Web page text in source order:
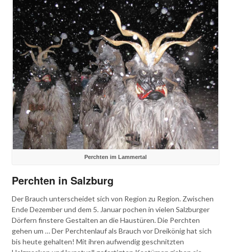
Perchten im Lammertal
Perchten in Salzburg
Der Brauch unterscheidet sich von Region zu Region. Zwischen
Ende Dezember und dem 5. Januar pochen in vielen Salzburger
Dörfern finstere Gestalten an die Haustüren. Die Perchten
gehen um … Der Perchtenlauf als Brauch vor Dreikönig hat sich
bis heute gehalten! Mit ihren aufwendig geschnitzten